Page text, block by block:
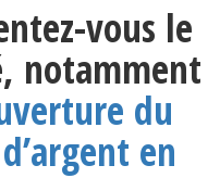
vous le
notamment
du
en